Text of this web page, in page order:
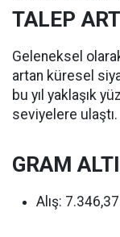
TALEP
Geleneksel
artan küresel
bu yıl yaklaşık
seviyelere ulaştı.
GRAM
Alış: